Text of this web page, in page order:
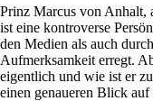
Prinz Marcus von Anhalt,
ist eine kontroverse
den Medien als auch
Aufmerksamkeit erregt.
eigentlich und wie ist er
einen genaueren Blick